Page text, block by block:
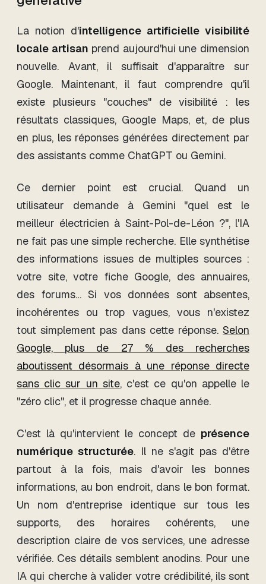
La notion d'intelligence artificielle visibilité
locale artisan prend aujourd'hui une dimension
nouvelle. Avant, il suffisait d'apparaître sur
Google. Maintenant, il faut comprendre qu'il
existe plusieurs "couches" de visibilité : les
résultats classiques, Google Maps, et, de plus
en plus, les réponses générées directement par
des assistants comme ChatGPT ou Gemini.
Ce dernier point est crucial. Quand un
utilisateur demande à Gemini "quel est le
meilleur électricien à Saint-Pol-de-Léon ?", l'IA
ne fait pas une simple recherche. Elle synthétise
des informations issues de multiples sources :
votre site, votre fiche Google, des annuaires,
des forums… Si vos données sont absentes,
incohérentes ou trop vagues, vous n'existez
tout simplement pas dans cette réponse. Selon
Google, plus de 27 % des recherches
aboutissent désormais à une réponse directe
sans clic sur un site, c'est ce qu'on appelle le
"zéro clic", et il progresse chaque année.
C'est là qu'intervient le concept de présence
numérique structurée. Il ne s'agit pas d'être
partout à la fois, mais d'avoir les bonnes
informations, au bon endroit, dans le bon format.
Un nom d'entreprise identique sur tous les
supports, des horaires cohérents, une
description claire de vos services, une adresse
vérifiée. Ces détails semblent anodins. Pour une
IA qui cherche à valider votre crédibilité, ils sont